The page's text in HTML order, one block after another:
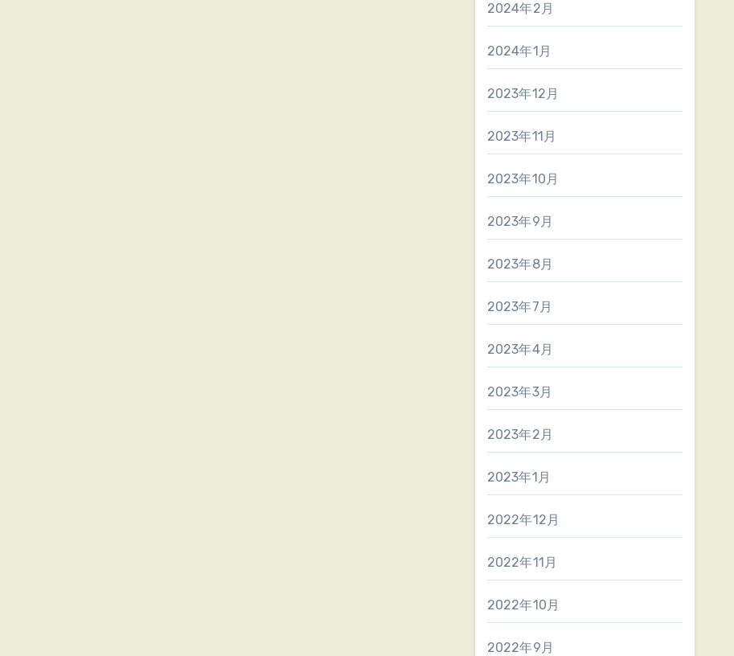
2024年2月
2024年1月
2023年12月
2023年11月
2023年10月
2023年9月
2023年8月
2023年7月
2023年4月
2023年3月
2023年2月
2023年1月
2022年12月
2022年11月
2022年10月
2022年9月